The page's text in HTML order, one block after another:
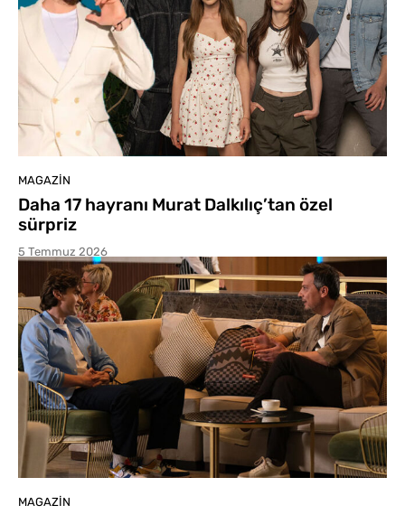
MAGAZIN
Daha 17 hayranı Murat Dalkılıç’tan özel
sürpriz
5 Temmuz 2026
MAGAZIN